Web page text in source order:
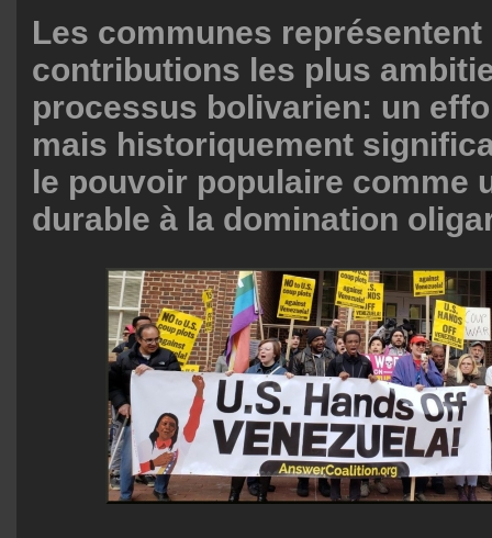
Les communes représentent
contributions les plus
processus bolivarien: un
mais historiquement
le pouvoir populaire comme
durable à la domination